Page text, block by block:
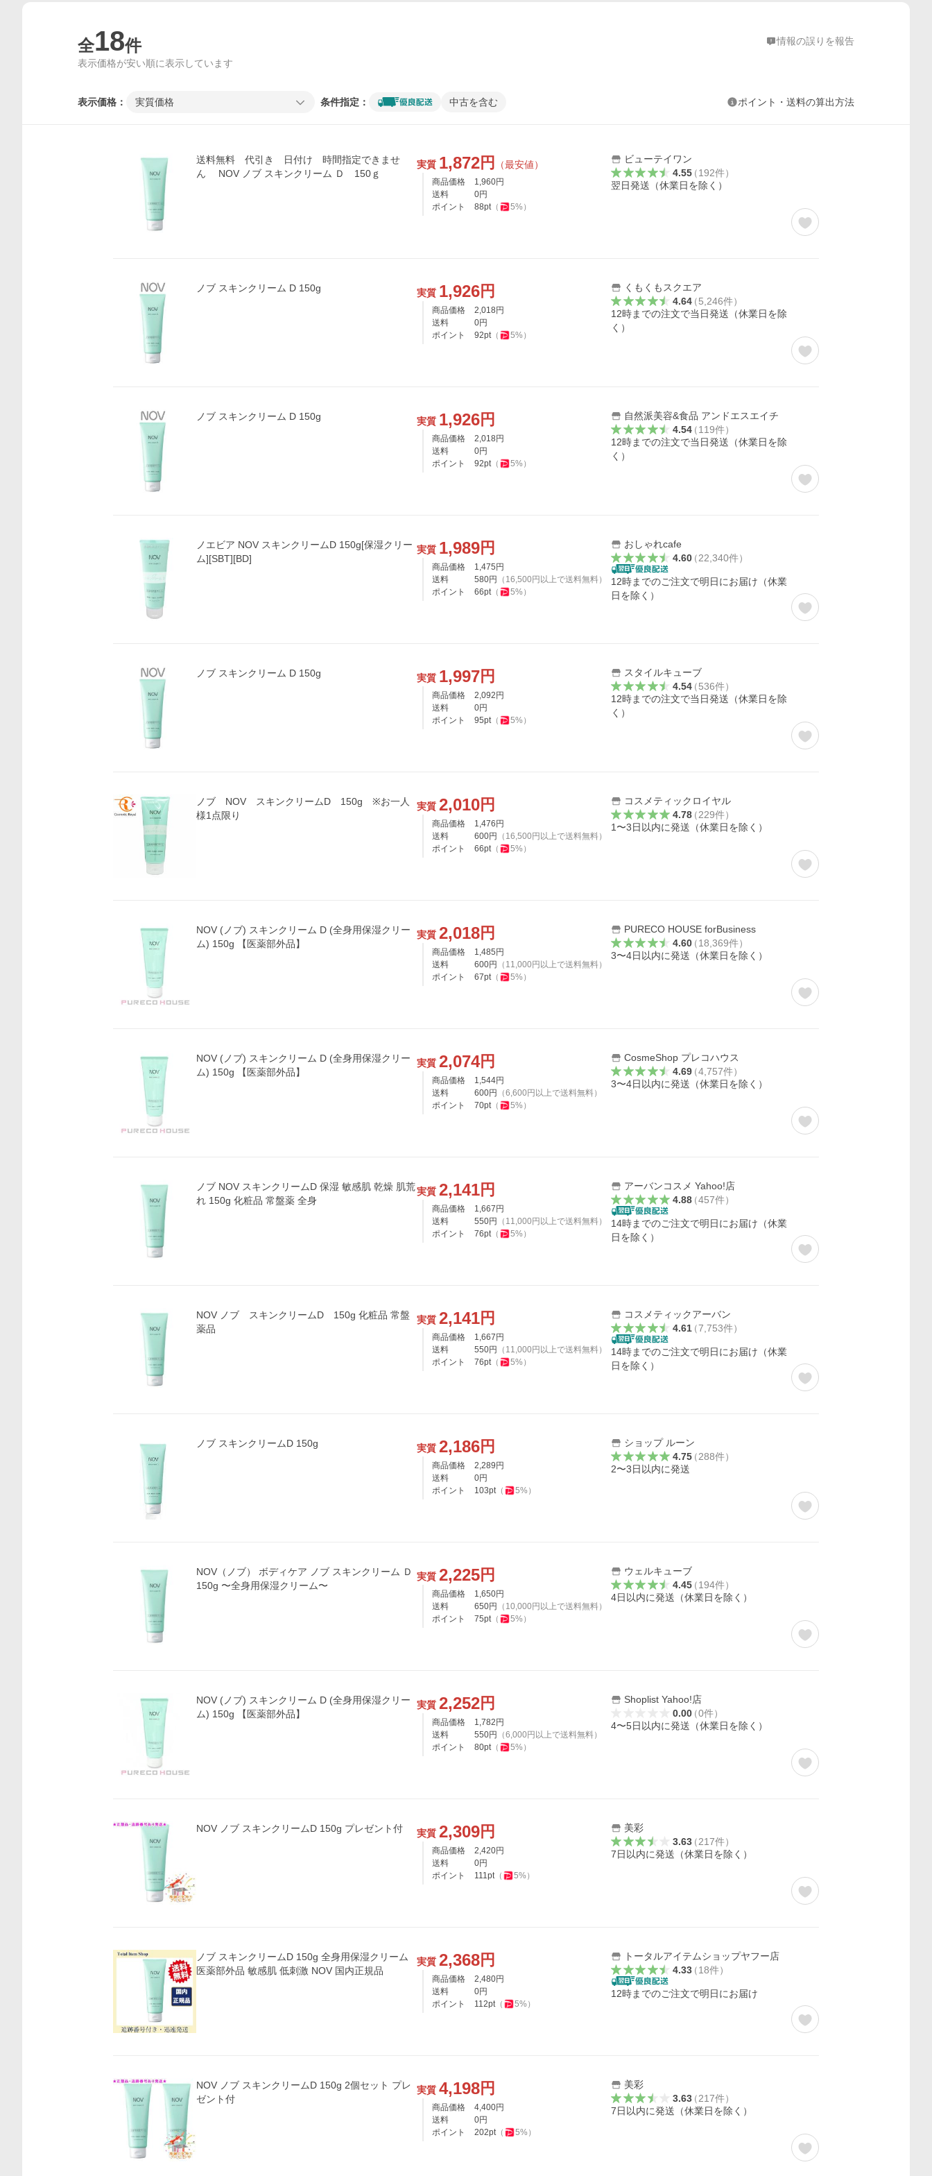
全18件 情報の誤りを報告
表示価格が安い順に表示しています
表示価格： 実質価格 条件指定： 中古を含む ポイント・送料の算出方法
送料無料 代引き 日付け 時間指定できませ
ん NOV ノブ スキンクリーム Ｄ 150ｇ
実質 1,872円 （最安値）
商品価格 1,960円
送料
0円
ポイント
88pt（ 5%）
ビューテイワン
4.55（192件）
翌日発送（休業日を除く）
ノブ スキンクリーム D 150g 実質 1,926円
商品価格 2,018 円
送料
0円
ポイント
92pt（ 5%）
くもくもスクエア
4.64（5,246件）
12時までの注文で当日発送（休業日を除
く）
ノブ スキンクリーム D 150g 実質 1,926円
商品価格 2,018 円
送料
0円
ポイント
92pt（ 5%）
自然派美容&食品 アンドエスエイチ
4.54（119件）
12時までの注文で当日発送（休業日を除
く）
ノエビア NOV スキンクリームD 150g[保湿クリー
ム][SBT][BD]
実質 1,989円
商品価格 1,475 円
送料
580円 （ 16,500 円以上で送料無料）
ポイント
66pt（ 5%）
おしゃれcafe
4.60（22,340件）
12時までのご注文で明日にお届け（休業
日を除く）
ノブ スキンクリーム D 150g 実質 1,997円
商品価格 2,092 円
送料
0円
ポイント
95pt（ 5%）
スタイルキューブ
4.54（536件）
12時までの注文で当日発送（休業日を除
く）
ノブ NOV スキンクリームD 150g ※お一人
様1点限り
実質 2,010円
商品価格 1,476 円
送料
600円 （ 16,500 円以上で送料無料）
ポイント
66pt（ 5%）
コスメティックロイヤル
4.78（229件）
1〜3日以内に発送（休業日を除く）
NOV (ノブ) スキンクリーム D (全身用保湿クリー
ム) 150g 【医薬部外品】
実質 2,018円
商品価格 1,485 円
送料
600円 （ 11,000 円以上で送料無料）
ポイント
67pt（ 5%）
PURECO HOUSE forBusiness
4.60（18,369件）
3〜4日以内に発送（休業日を除く）
NOV (ノブ) スキンクリーム D (全身用保湿クリー
ム) 150g 【医薬部外品】
実質 2,074円
商品価格 1,544円
送料
600円 （6,600 円以上で送料無料）
ポイント
70pt（ 5%）
CosmeShop プレコハウス
4.69（4,757件）
3〜4日以内に発送（休業日を除く）
ノブ NOV スキンクリームD 保湿 敏感肌 乾燥 肌荒
れ 150g 化粧品 常盤薬 全身
実質 2,141円
商品価格 1,667 円
送料
550円 （ 11,000 円以上で送料無料）
ポイント
76pt（ 5%）
アーバンコスメ Yahoo!店
4.88（457件）
14時までのご注文で明日にお届け（休業
日を除く）
NOV ノブ スキンクリームD 150g 化粧品 常盤
薬品
実質 2,141円
商品価格 1,667 円
送料
550円 （ 11,000 円以上で送料無料）
ポイント
76pt（ 5%）
コスメティックアーバン
4.61（7,753件）
14時までのご注文で明日にお届け（休業
日を除く）
ノブ スキンクリームD 150g 実質 2,186円
商品価格 2,289 円
送料
0円
ポイント
103pt（ 5%）
ショップ ルーン
4.75（288件）
2〜3日以内に発送
NOV（ノブ） ボディケア ノブ スキンクリーム Ｄ
150g 〜全身用保湿クリーム〜
実質 2,225円
商品価格 1,650円
送料
650円 （ 10,000 円以上で送料無料）
ポイント
75pt（ 5%）
ウェルキューブ
4.45（194件）
4日以内に発送（休業日を除く）
NOV (ノブ) スキンクリーム D (全身用保湿クリー
ム) 150g 【医薬部外品】
実質 2,252円
商品価格 1,782 円
送料
550円 （6,000 円以上で送料無料）
ポイント
80pt（ 5%）
Shoplist Yahoo!店
0.00（0件）
4〜5日以内に発送（休業日を除く）
NOV ノブ スキンクリームD 150g プレゼント付 実質 2,309円
商品価格 2,420円
送料
0円
ポイント
111pt（ 5%）
美彩
3.63（217件）
7日以内に発送（休業日を除く）
ノブ スキンクリームD 150g 全身用保湿クリーム
医薬部外品 敏感肌 低刺激 NOV 国内正規品
実質 2,368円
商品価格 2,480円
送料
0円
ポイント
112pt（ 5%）
トータルアイテムショップヤフー店
4.33（18件）
12時までのご注文で明日にお届け
NOV ノブ スキンクリームD 150g 2個セット プレ
ゼント付
実質 4,198円
商品価格 4,400円
送料
0円
ポイント
202pt（ 5%）
美彩
3.63（217件）
7日以内に発送（休業日を除く）